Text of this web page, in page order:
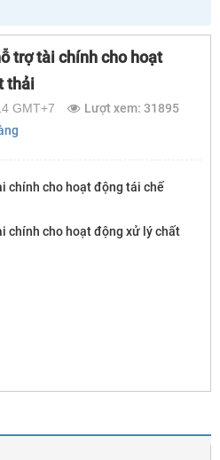
trợ tài chính cho hoạt
thải
GMT+7
Lượt xem: 31895
chính cho hoạt động tái chế
chính cho hoạt động xử lý chất